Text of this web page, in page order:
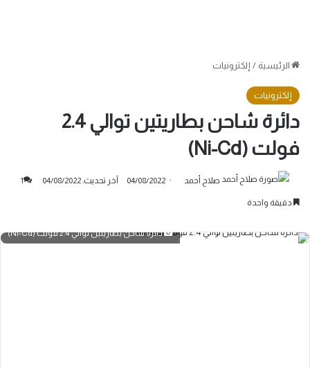
الرئيسية / إلكترونيات
إلكترونيات
دائرة شاحن بطاريتين توالي 2.4
فولت (Ni-Cd)
صلاح أحمد 04/08/2022 آخر تحديث: 04/08/2022 1
دقيقة واحدة
دائرة شاحن بطاريتين توالي 2.4 فولت (Ni-Cd)